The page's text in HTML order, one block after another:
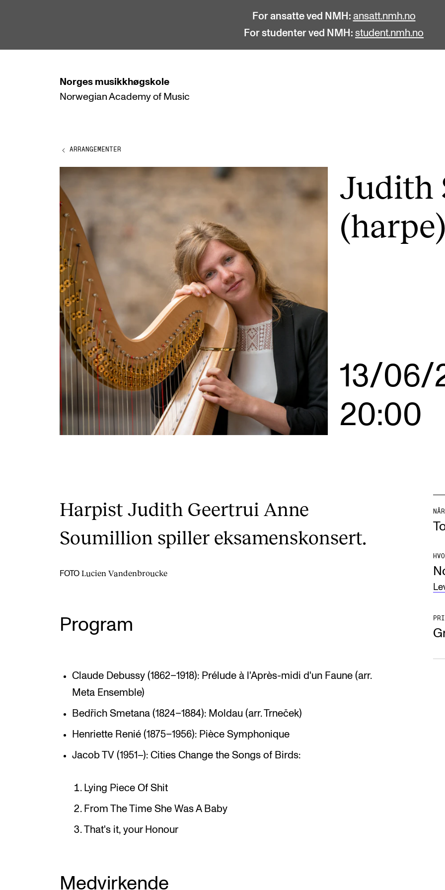
For ansatte ved NMH: ansatt.nmh.no
For studenter ved NMH: student.nmh.no
Norges musikkhøgskole
Norwegian Academy of Music
STUDIER
Bachelor
Master
Doktorgrad
Årsstudium og videreutdanning
Etterutdanning og kurs
Talentutvikling
Fagmiljøer
Studentutvalet SUT (student.nmh.no)
INTERNASJONALT
Utveksling
Internasjonal strategi
Samarbeidsprosjekter
Nettverk
IN.TUNE
AKTUELT
Arrangementer og konserter
Nyheter og historier
Ledige stillinger
ARRANGEMENTER
Judith
(harpe)
13/06/
20:00
Harpist Judith Geertrui Anne
Soumillion spiller eksamenskonsert.
NÅR
FOTO Lucien Vandenbroucke
Program
Claude Debussy (1862–1918): Prélude à l'Après-midi d'un Faune (arr.
Meta Ensemble)
Bedřich Smetana (1824–1884): Moldau (arr. Trneček)
Henriette Renié (1875–1956): Pièce Symphonique
Jacob TV (1951–): Cities Change the Songs of Birds:
Lying Piece Of Shit
From The Time She Was A Baby
That's it, your Honour
Medvirkende